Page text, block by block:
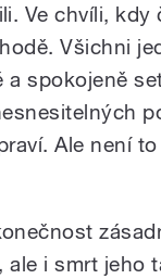
Ve chvíli,
Všichni
a spokojeně
Ale není
i smrt jeho